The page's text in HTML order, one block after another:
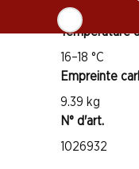
Température
16–18 °C
Empreinte
9.39 kg
N° d'art.
1026932